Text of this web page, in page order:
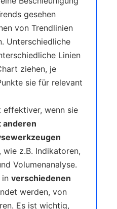
gesehen
von Trendlinien
Unterschiedliche
Linien
ziehen, je
sie für relevant
effektiver, wenn sie
anderen
z.B. Indikatoren,
Volumenanalyse.
in verschiedenen
werden, von
Es ist wichtig,